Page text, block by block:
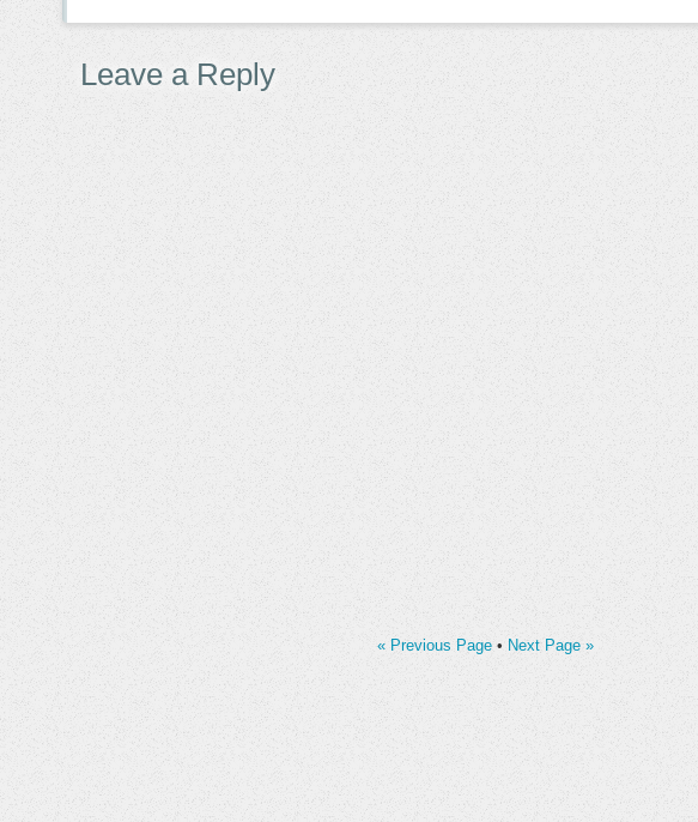
Leave a Reply
« Previous Page • Next Page »